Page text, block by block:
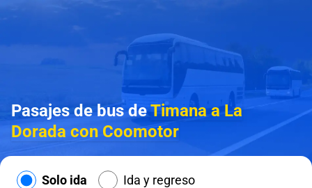
Pasajes de bus deTimana a La
Dorada con Coomotor
Solo ida Ida y regreso